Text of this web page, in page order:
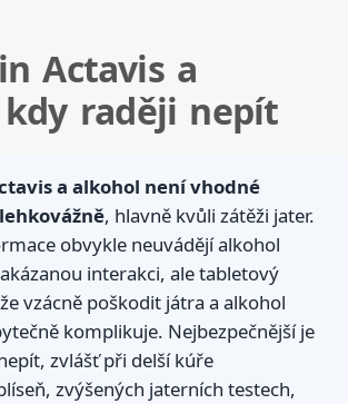
Actavis a
raději nepít
a alkohol není vhodné
, hlavně kvůli zátěži jater.
obvykle neuvádějí alkohol
interakci, ale tabletový
vzácně poškodit játra a alkohol
komplikuje. Nejbezpečnější je
zvlášť při delší kúře
zvýšených jaterních testech,